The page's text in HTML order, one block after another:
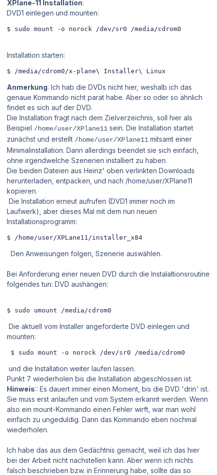
XPlane-11 Installation:
DVD1 einlegen und mounten:
$ sudo mount -o norock /dev/sr0 /media/cdrom0
Installation starten:
$ /media/cdrom0/x-plane\ Installer\ Linux
Anmerkung: Ich hab die DVDs nicht hier, weshalb ich das
genaue Kommando nicht parat habe. Aber so oder so ähnlich
findet es sich auf der DVD.
Die Installation fragt nach dem Zielverzeichnis, soll hier als
Beispiel /home/user/XPlane11 sein. Die Installation startet
zunächst und erstellt /home/user/XPlane11 mitsamt einer
Minimalinstallation. Dann allerdings beendet sie sich einfach,
ohne irgendwelche Szenerien installiert zu haben.
Die beiden Dateien aus Heinz' oben verlinkten Downloads
herunterladen, entpacken, und nach /home/user/XPlane11
kopieren.
Die Installation erneut aufrufen (DVD1 immer noch im
Laufwerk), aber dieses Mal mit dem nun neuen
Installationsprogramm:
$ /home/user/XPLane11/installer_x84
Den Anweisungen folgen, Szenerie auswählen.
Bei Anforderung einer neuen DVD durch die Instalaltionsroutine
folgendes tun: DVD aushängen:
$ sudo umount /media/cdrom0
Die aktuell vom Installer angeforderte DVD einlegen und
mounten:
$ sudo mount -o norock /dev/sr0 /media/cdrom0
und die Installation weiter laufen lassen.
Punkt 7 wiederholen bis die Installation abgeschlossen ist.
Hinweis:: Es dauert immer einen Moment, bis die DVD 'drin' ist.
Sie muss erst anlaufen und vom System erkannt werden. Wenn
also ein mount-Kommando einen Fehler wirft, war man wohl
einfach zu ungeduldig. Dann das Kommando eben nochmal
wiederholen.
Ich habe das aus dem Gedächtnis gemacht, weil ich das hier
bei der Arbeit nicht nachstellen kann. Aber wenn ich nichts
falsch beschrieben bzw. in Erinnerung habe, sollte das so